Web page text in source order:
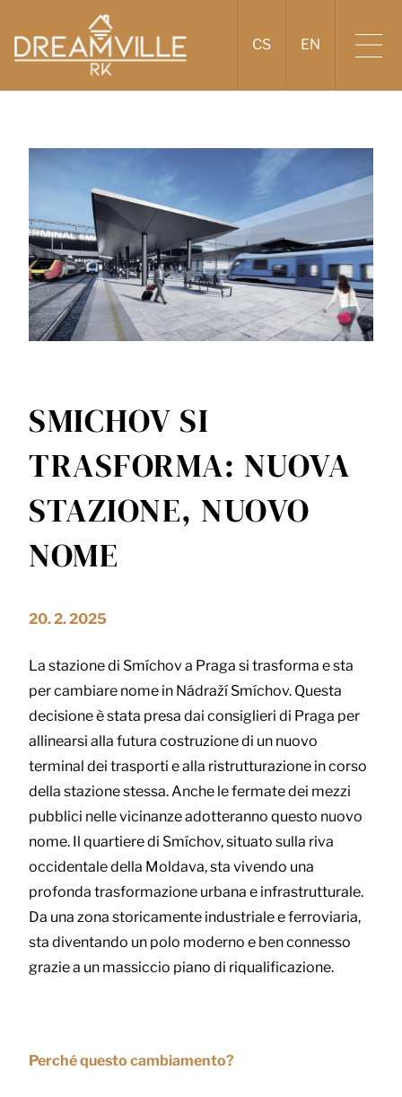
CS EN
SMICHOV SI
TRASFORMA: NUOVA
STAZIONE, NUOVO
NOME
20. 2. 2025
La stazione di Smíchov a Praga si trasforma e sta
per cambiare nome in Nádraží Smíchov. Questa
decisione è stata presa dai consiglieri di Praga per
allinearsi alla futura costruzione di un nuovo
terminal dei trasporti e alla ristrutturazione in corso
della stazione stessa. Anche le fermate dei mezzi
pubblici nelle vicinanze adotteranno questo nuovo
nome. Il quartiere di Smíchov, situato sulla riva
occidentale della Moldava, sta vivendo una
profonda trasformazione urbana e infrastrutturale.
Da una zona storicamente industriale e ferroviaria,
sta diventando un polo moderno e ben connesso
grazie a un massiccio piano di riqualificazione.
Perché questo cambiamento?